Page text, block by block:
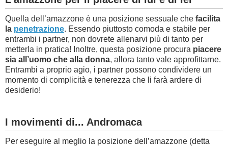
Quella dell’amazzone è una posizione sessuale che facilita
la penetrazione. Essendo piuttosto comoda e stabile per
entrambi i partner, non dovrete allenarvi più di tanto per
metterla in pratica! Inoltre, questa posizione procura piacere
sia all’uomo che alla donna, allora tanto vale approfittarne.
Entrambi a proprio agio, i partner possono condividere un
momento di complicità e tenerezza che li farà ardere di
desiderio!
I movimenti di... Andromaca
Per eseguire al meglio la posizione dell’amazzone (detta